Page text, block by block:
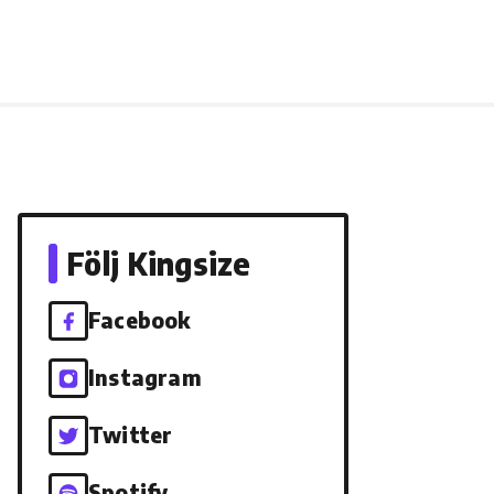
Följ Kingsize
Facebook
Instagram
Twitter